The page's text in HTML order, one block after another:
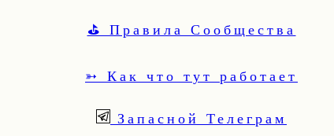
⛳ Правила Сообщества
➳ Как что тут работает
Запасной Телеграм